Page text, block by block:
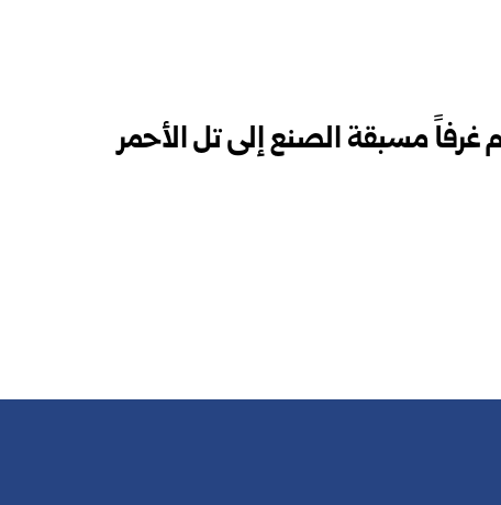
غرفاً مسبقة الصنع إلى تل الأحمر